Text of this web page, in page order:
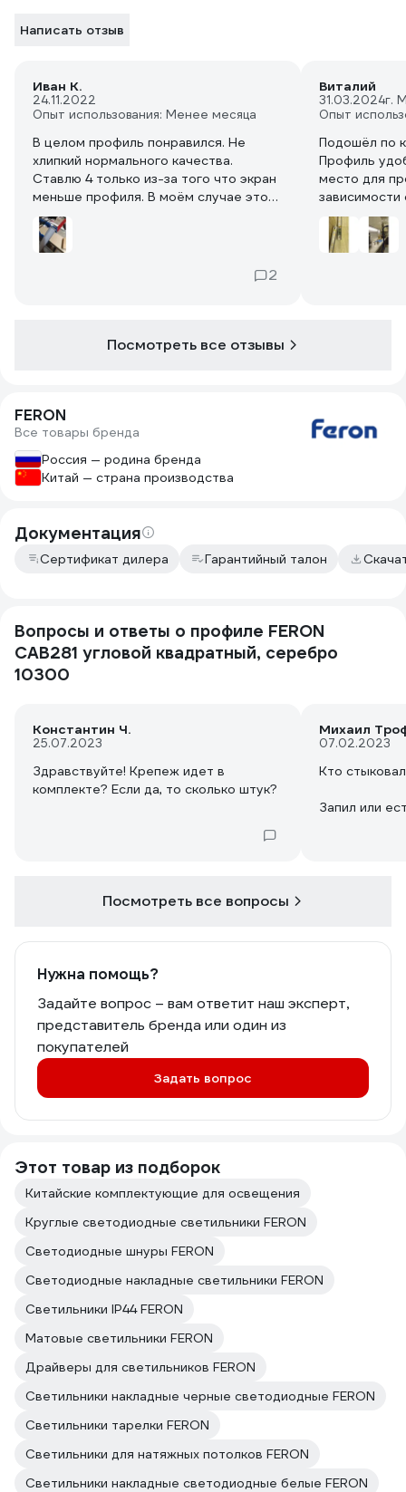
Написать отзыв
Иван К.
24.11.2022
Опыт использования: Менее месяца
В целом профиль понравился. Не
хлипкий нормального качества.
Ставлю 4 только из-за того что экран
меньше профиля. В моём случае это
не кретично, куплен с запасом, да и
длина 2м избыточна для меня. Но для
кого-то может стать не приятным
сюрпризом, рекомендую проверить 2
Виталий
31.03.2024г.
Опыт
Подошёл по
Профиль
место для
питания.
Посмотреть все отзывы
FERON
Все товары бренда
Россия — родина бренда
Китай — страна производства
Документация
Сертификат дилера Гарантийный талон
Вопросы и ответы о профиле FERON
CAB281 угловой квадратный, серебро
10300
Константин Ч.
25.07.2023
Здравствуйте! Крепеж идет в
комплекте? Если да, то сколько штук?
Михаил
07.02.2023
Кто
Запил или
Посмотреть все вопросы
Нужна помощь?
Задайте вопрос – вам ответит наш эксперт,
представитель бренда или один из
покупателей
Задать вопрос
Этот товар из подборок
Китайские комплектующие для освещения
Круглые светодиодные светильники FERON
Светодиодные шнуры FERON
Светодиодные накладные светильники FERON
Светильники IP44 FERON
Матовые светильники FERON
Драйверы для светильников FERON
Светильники накладные черные светодиодные FERON
Светильники тарелки FERON
Светильники для натяжных потолков FERON
Светильники накладные светодиодные белые FERON